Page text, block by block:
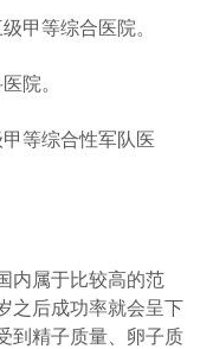
甲等综合医院。
院。
等综合性军队医
内属于比较高的范
之后成功率就会呈下
到精子质量、卵子质